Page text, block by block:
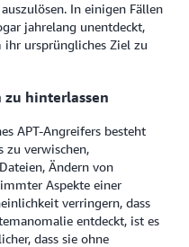
In einigen Fällen
jahrelang unentdeckt,
ursprüngliches Ziel zu
zu hinterlassen
APT-Angreifers besteht
zu verwischen,
Ändern von
Aspekte einer
verringern, dass
entdeckt, ist es
dass sie ohne